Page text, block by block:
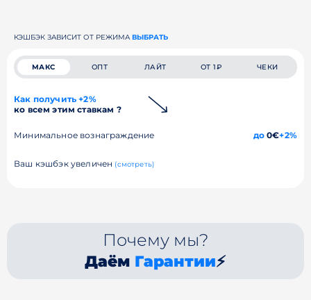
КЭШБЭК ЗАВИСИТ ОТ РЕЖИМА ВЫБРАТЬ
МАКС ОПТ ЛАЙТ ОТ 1₽ ЧЕКИ
Как получить +2%
ко всем этим ставкам ?
Минимальное вознаграждение до0€+2%
Ваш кэшбэк увеличен (смотреть)
Почему мы?
Даём Гарантии⚡